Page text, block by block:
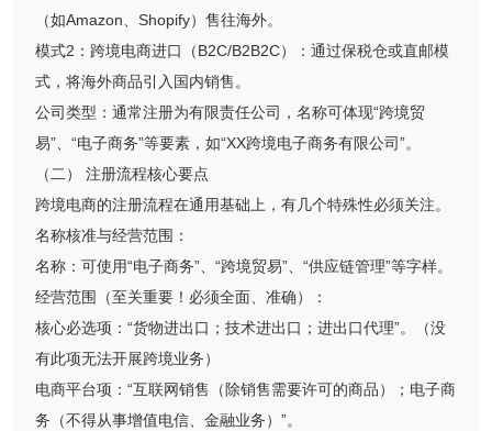
（如Amazon、Shopify）售往海外。
模式2：跨境电商进口（B2C/B2B2C）：通过保税仓或直邮模
式，将海外商品引入国内销售。
公司类型：通常注册为有限责任公司，名称可体现“跨境贸
易”、“电子商务”等要素，如“XX跨境电子商务有限公司”。
（二） 注册流程核心要点
跨境电商的注册流程在通用基础上，有几个特殊性必须关注。
名称核准与经营范围：
名称：可使用“电子商务”、“跨境贸易”、“供应链管理”等字样。
经营范围（至关重要！必须全面、准确）：
核心必选项：“货物进出口；技术进出口；进出口代理”。（没
有此项无法开展跨境业务）
电商平台项：“互联网销售（除销售需要许可的商品）；电子商
务（不得从事增值电信、金融业务）”。